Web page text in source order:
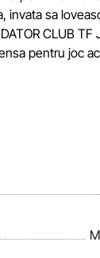
sa
CLUB
pentru joc